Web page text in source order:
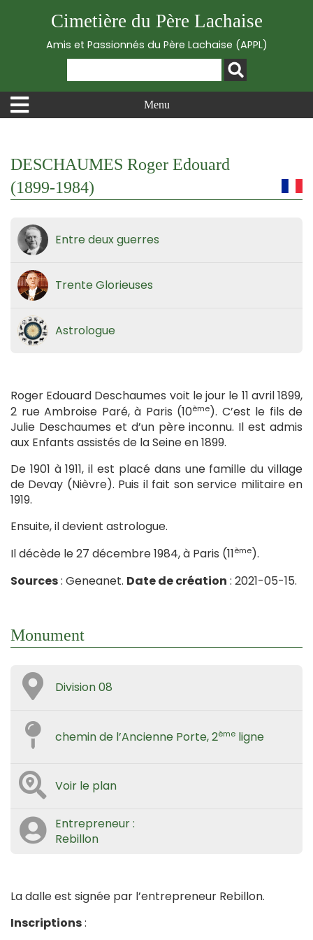
Cimetière du Père Lachaise
Amis et Passionnés du Père Lachaise (APPL)
Menu
DESCHAUMES Roger Edouard
(1899-1984)
Entre deux guerres
Trente Glorieuses
Astrologue
Roger Edouard Deschaumes voit le jour le 11 avril 1899,
2 rue Ambroise Paré, à Paris (10ème). C’est le fils de
Julie Deschaumes et d’un père inconnu. Il est admis
aux Enfants assistés de la Seine en 1899.
De 1901 à 1911, il est placé dans une famille du village
de Devay (Nièvre). Puis il fait son service militaire en
1919.
Ensuite, il devient astrologue.
Il décède le 27 décembre 1984, à Paris (11ème).
Sources: Geneanet. Date de création : 2021-05-15.
Monument
Division 08
chemin de l’Ancienne Porte, 2ème ligne
Voir le plan
Entrepreneur :
Rebillon
La dalle est signée par l’entrepreneur Rebillon.
Inscriptions: